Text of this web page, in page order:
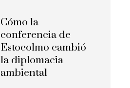
Cómo la
conferencia de
Estocolmo cambió
la diplomacia
ambiental